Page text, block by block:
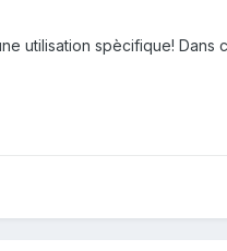
utilisation spècifique! Dans